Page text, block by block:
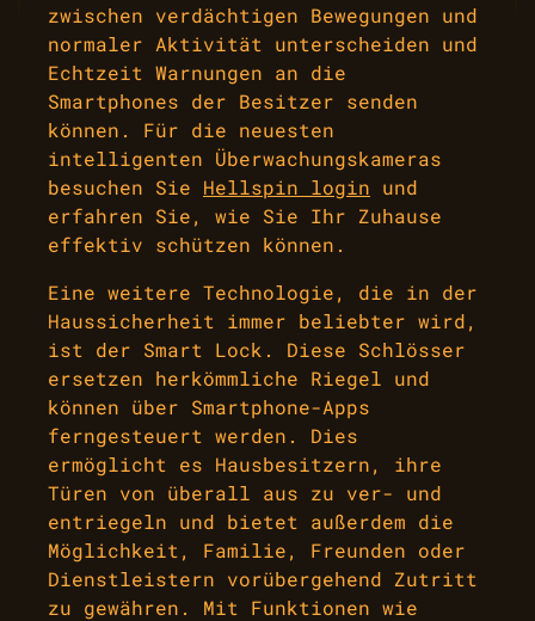
zwischen verdächtigen Bewegungen und
normaler Aktivität unterscheiden und
Echtzeit Warnungen an die
Smartphones der Besitzer senden
können. Für die neuesten
intelligenten Überwachungskameras
besuchen Sie Hellspin login und
erfahren Sie, wie Sie Ihr Zuhause
effektiv schützen können.
Eine weitere Technologie, die in der
Haussicherheit immer beliebter wird,
ist der Smart Lock. Diese Schlösser
ersetzen herkömmliche Riegel und
können über Smartphone-Apps
ferngesteuert werden. Dies
ermöglicht es Hausbesitzern, ihre
Türen von überall aus zu ver- und
entriegeln und bietet außerdem die
Möglichkeit, Familie, Freunden oder
Dienstleistern vorübergehend Zutritt
zu gewähren. Mit Funktionen wie